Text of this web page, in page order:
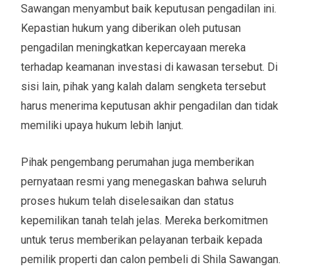
Sawangan menyambut baik keputusan pengadilan ini.
Kepastian hukum yang diberikan oleh putusan
pengadilan meningkatkan kepercayaan mereka
terhadap keamanan investasi di kawasan tersebut. Di
sisi lain, pihak yang kalah dalam sengketa tersebut
harus menerima keputusan akhir pengadilan dan tidak
memiliki upaya hukum lebih lanjut.
Pihak pengembang perumahan juga memberikan
pernyataan resmi yang menegaskan bahwa seluruh
proses hukum telah diselesaikan dan status
kepemilikan tanah telah jelas. Mereka berkomitmen
untuk terus memberikan pelayanan terbaik kepada
pemilik properti dan calon pembeli di Shila Sawangan.